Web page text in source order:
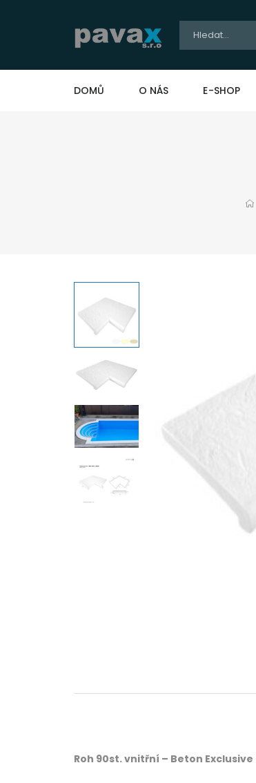
DOMŮ O NÁS E-SHOP
Roh 90st. vnitřní – Beton Exclusive